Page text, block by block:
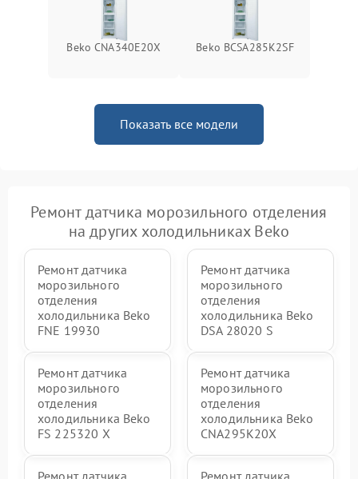
Beko CNA340E20X Beko BCSA285K2SF
Показать все модели
Ремонт датчика морозильного отделения
на других холодильниках Beko
Ремонт датчика
морозильного
отделения
холодильника Beko
FNE 19930
Ремонт датчика
морозильного
отделения
холодильника Beko
DSA 28020 S
Ремонт датчика
морозильного
отделения
холодильника Beko
FS 225320 X
Ремонт датчика
морозильного
отделения
холодильника Beko
CNA295K20X